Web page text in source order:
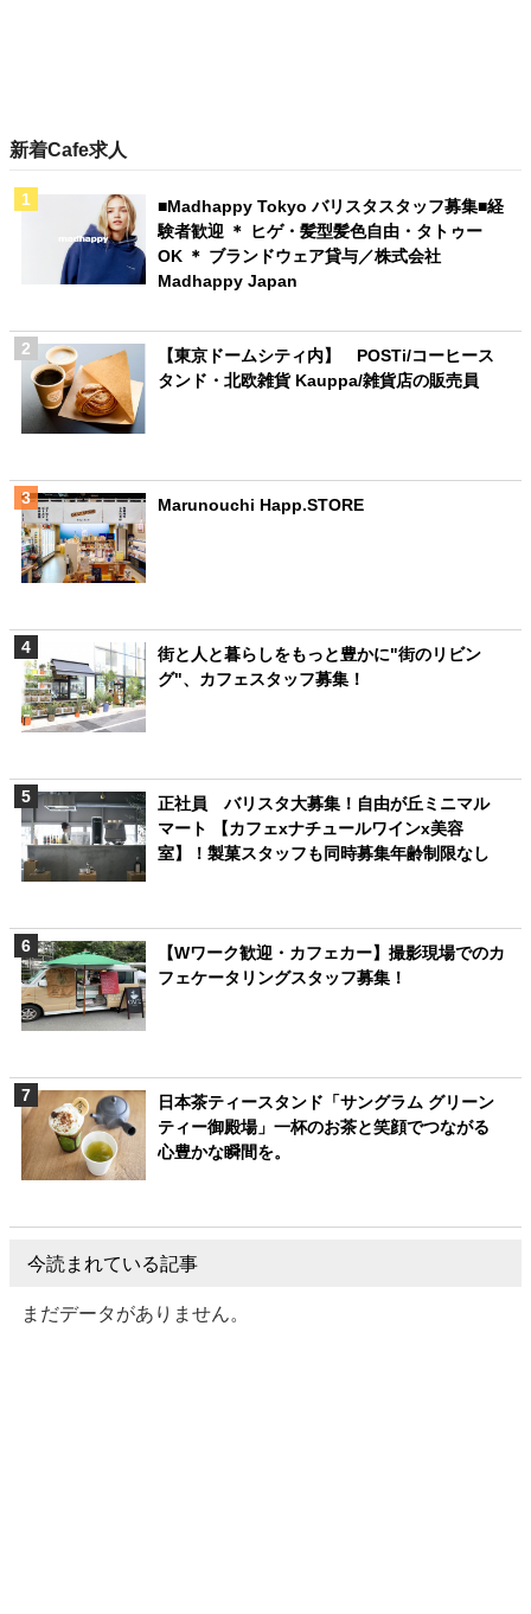
新着Cafe求人
■Madhappy Tokyo バリスタスタッフ募集■経
験者歓迎 ＊ ヒゲ・髪型髪色自由・タトゥー
OK ＊ ブランドウェア貸与／株式会社
Madhappy Japan
【東京ドームシティ内】 POSTi/コーヒース
タンド・北欧雑貨 Kauppa/雑貨店の販売員
Marunouchi Happ.STORE
街と人と暮らしをもっと豊かに"街のリビン
グ"、カフェスタッフ募集！
正社員 バリスタ大募集！自由が丘ミニマル
マート 【カフェxナチュールワインx美容
室】！製菓スタッフも同時募集年齢制限なし
【Wワーク歓迎・カフェカー】撮影現場でのカ
フェケータリングスタッフ募集！
日本茶ティースタンド「サングラム グリーン
ティー御殿場」一杯のお茶と笑顔でつながる
心豊かな瞬間を。
今読まれている記事
まだデータがありません。